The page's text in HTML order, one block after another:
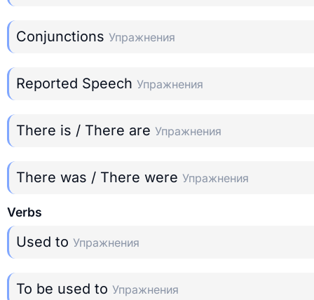
Conjunctions Упражнения
Reported Speech Упражнения
There is / There are Упражнения
There was / There were Упражнения
Verbs
Used to Упражнения
To be used to Упражнения